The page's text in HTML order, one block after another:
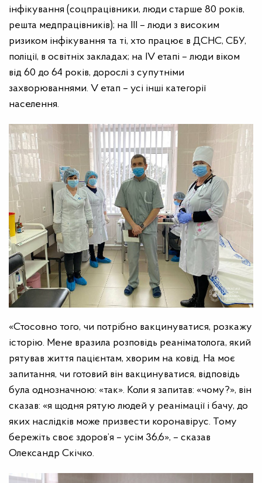
інфікування (соцпрацівники, люди старше 80 років,
решта медпрацівників); на ІІІ – люди з високим
ризиком інфікування та ті, хто працює в ДСНС, СБУ,
поліції, в освітніх закладах; на ІV етапі – люди віком
від 60 до 64 років, дорослі з супутніми
захворюваннями. V етап – усі інші категорії
населення.
«Стосовно того, чи потрібно вакцинуватися, розкажу
історію. Мене вразила розповідь реаніматолога, який
рятував життя пацієнтам, хворим на ковід. На моє
запитання, чи готовий він вакцинуватися, відповідь
була однозначною: «так». Коли я запитав: «чому?», він
сказав: «я щодня рятую людей у реанімації і бачу, до
яких наслідків може призвести коронавірус. Тому
бережіть своє здоров’я – усім 36,6», – сказав
Олександр Скічко.